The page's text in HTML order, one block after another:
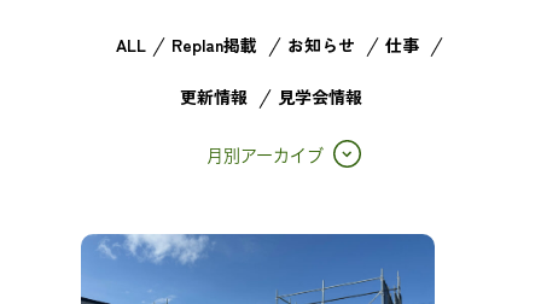
ALL Replan掲載 お知らせ 仕事
更新情報 見学会情報
月別アーカイブ